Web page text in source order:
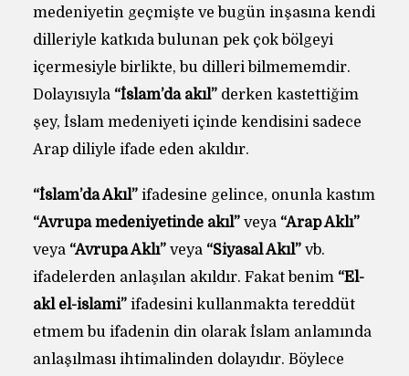
medeniyetin geçmişte ve bugün inşasına kendi
dilleriyle katkıda bulunan pek çok bölgeyi
içermesiyle birlikte, bu dilleri bilmememdir.
Dolayısıyla “İslam’da akıl”derken kastettiğim
şey, İslam medeniyeti içinde kendisini sadece
Arap diliyle ifade eden akıldır.
“İslam’da Akıl”ifadesine gelince, onunla kastım
“Avrupa medeniyetinde akıl”veya “Arap Aklı”
veya“Avrupa Aklı” veya“Siyasal Akıl”vb.
ifadelerden anlaşılan akıldır. Fakat benim“El-
akl el-islami”ifadesini kullanmakta tereddüt
etmem bu ifadenin din olarak İslam anlamında
anlaşılması ihtimalinden dolayıdır. Böylece